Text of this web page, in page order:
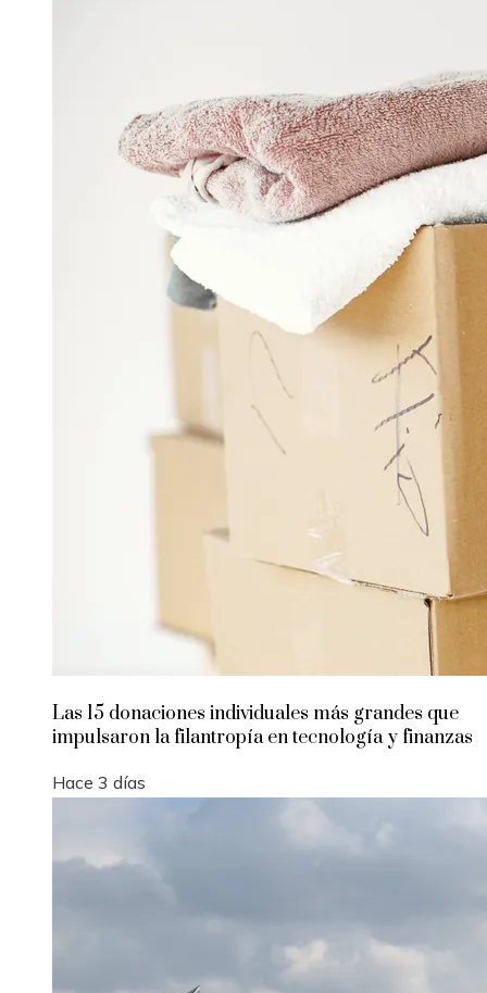
Las 15 donaciones individuales más grandes que
impulsaron la filantropía en tecnología y finanzas
Hace 3 días